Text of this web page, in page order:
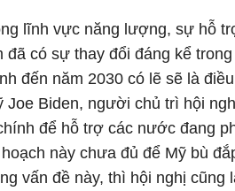
lĩnh vực năng lượng, sự hỗ
có sự thay đổi đáng kể
đến năm 2030 có lẽ sẽ là
Biden, người chủ trì hội
để hỗ trợ các nước đang
này chưa đủ để Mỹ bù
vấn đề này, thì hội nghị cũng